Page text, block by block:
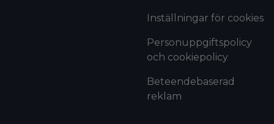
Inställningar för cookies
Personuppgiftspolicy
och cookiepolicy
Beteendebaserad
reklam